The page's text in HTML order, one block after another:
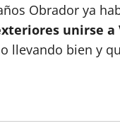
Obrador ya
unirse a
llevando bien y